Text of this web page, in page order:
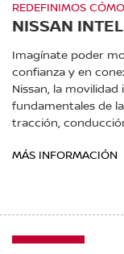
REDEFINIMOS
NISSAN
Imagínate poder
confianza y en
Nissan, la
fundamentales de
tracción,
MÁS INFORMACIÓN